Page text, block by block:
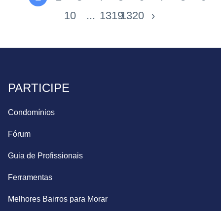
10
... 13191320 ›
PARTICIPE
Condomínios
Fórum
Guia de Profissionais
Ferramentas
Melhores Bairros para Morar